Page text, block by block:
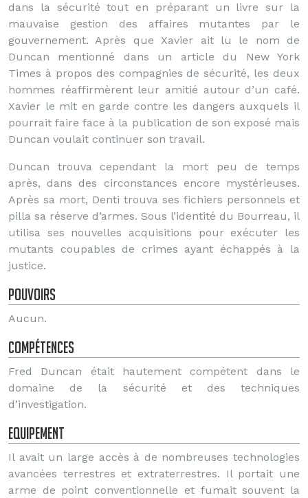
dans la sécurité tout en préparant un livre sur la
mauvaise gestion des affaires mutantes par le
gouvernement. Après que Xavier ait lu le nom de
Duncan mentionné dans un article du New York
Times à propos des compagnies de sécurité, les deux
hommes réaffirmèrent leur amitié autour d’un café.
Xavier le mit en garde contre les dangers auxquels il
pourrait faire face à la publication de son exposé mais
Duncan voulait continuer son travail.
Duncan trouva cependant la mort peu de temps
après, dans des circonstances encore mystérieuses.
Après sa mort, Denti trouva ses fichiers personnels et
pilla sa réserve d’armes. Sous l’identité du Bourreau, il
utilisa ses nouvelles acquisitions pour exécuter les
mutants coupables de crimes ayant échappés à la
justice.
Pouvoirs
Aucun.
Compétences
Fred Duncan était hautement compétent dans le
domaine de la sécurité et des techniques
d’investigation.
Equipement
Il avait un large accès à de nombreuses technologies
avancées terrestres et extraterrestres. Il portait une
arme de point conventionnelle et fumait souvent la